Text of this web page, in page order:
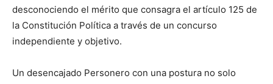
desconociendo el mérito que consagra el artículo 125 de
la Constitución Política a través de un concurso
independiente y objetivo.
Un desencajado Personero con una postura no solo